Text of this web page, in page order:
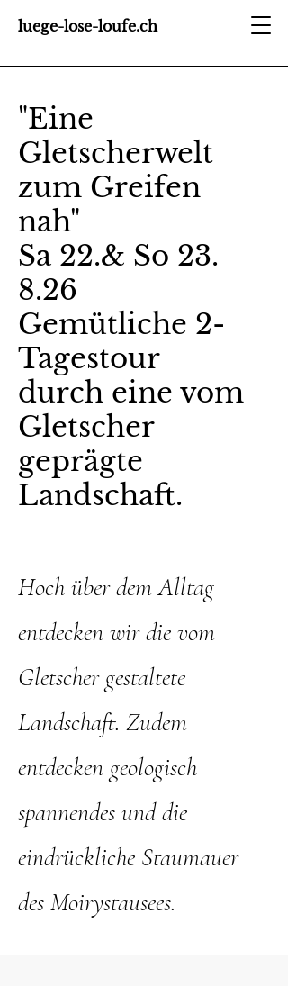
luege-lose-loufe.ch
"Eine
Gletscherwelt
zum Greifen
nah"
Sa 22.& So 23.
8.26
Gemütliche 2-
Tagestour
durch eine vom
Gletscher
geprägte
Landschaft.
Hoch über dem Alltag
entdecken wir die vom
Gletscher gestaltete
Landschaft. Zudem
entdecken geologisch
spannendes und die
eindrückliche Staumauer
des Moirystausees.